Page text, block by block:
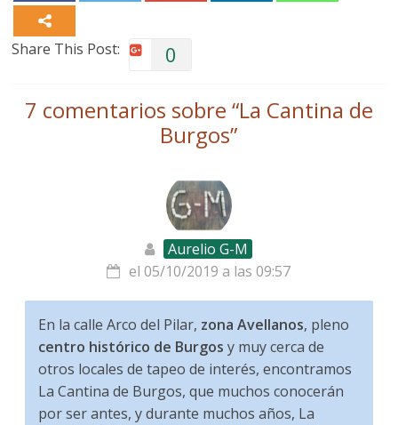
Share This Post: 0
7 comentarios sobre “La Cantina de
Burgos”
Aurelio G-M
el 05/10/2019 a las 09:57
En la calle Arco del Pilar, zona Avellanos, pleno
centro histórico de Burgos y muy cerca de
otros locales de tapeo de interés, encontramos
La Cantina de Burgos, que muchos conocerán
por ser antes, y durante muchos años, La